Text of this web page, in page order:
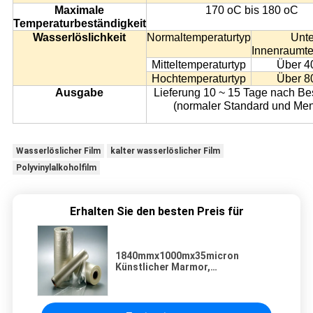
Maximale
Temperaturbeständigkeit
170 oC bis 180 oC
Wasserlöslichkeit Normaltemperaturtyp
Mitteltemperaturtyp
Über
Hochtemperaturtyp
Über
Ausgabe
Lieferung 10 ~ 15 Tage nach
(normaler Standard und
Wasserlöslicher Film
kalter wasserlöslicher Film
Polyvinylalkoholfilm
Erhalten Sie den besten Preis für
1840mmx1000mx35micron
Künstlicher Marmor,
Schutzfilm aus PVA